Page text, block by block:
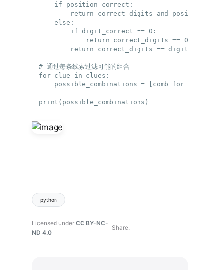
    if position_correct:
return correct_digits_and_positions
    else:
        if digit_correct == 0:
            return correct_digits == 0
return correct_digits ==
# 通过每条线索过滤可能的组合
for clue in clues:
possible_combinations = [comb for comb
python
Licensed under CC BY-NC-
ND 4.0
Share